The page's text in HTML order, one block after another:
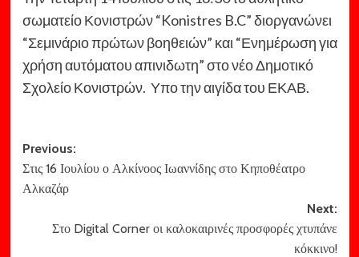
σωματείο Κονιστρών “Konistres B.C” διοργανώνει
“Σεμινάριο πρώτων βοηθειών” και “Ενημέρωση για
χρήση αυτόματου απινιδωτη” στο νέο Δημοτικό
Σχολείο Κονιστρών. Υπο την αιγίδα του ΕΚΑΒ.
Post
navigation
Previous:
Στις 16 Ιουλίου ο Αλκίνοος Ιωαννίδης στο Κηποθέατρο
Αλκαζάρ
Next:
Στο Digital Corner οι καλοκαιρινές προσφορές χτυπάνε
κόκκινο!